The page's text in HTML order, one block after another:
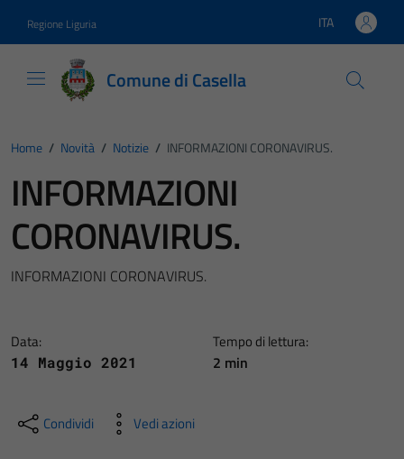
Regione Liguria Lingua attiva:
ITA
Comune di Casella
Home / Novità / Notizie / INFORMAZIONI CORONAVIRUS.
INFORMAZIONI
CORONAVIRUS.
INFORMAZIONI CORONAVIRUS.
Data:
14 Maggio 2021
Tempo di lettura:
2 min
Condividi Vedi azioni